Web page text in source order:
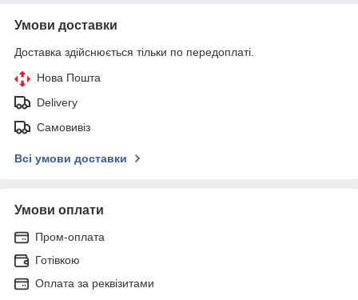
Умови доставки
Доставка здійснюється тільки по передоплаті.
Нова Пошта
Delivery
Самовивіз
Всі умови доставки
Умови оплати
Пром-оплата
Готівкою
Оплата за реквізитами